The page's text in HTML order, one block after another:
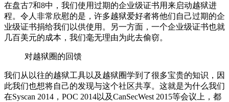
在盘古7和8中，我们使用过期的企业级证书用来启动越狱进
程。令人非常欣慰的是，许多越狱爱好者将他们自己过期的企
业级证书捐给我们以供使用。另一方面，一个企业级证书也就
几百美元的成本，我们毫无理由为此去偷窃。
对越狱圈的回馈
我们从以往的越狱工具以及越狱圈学到了很多宝贵的知识，因
此我们也想将自己的发现与这个社区共享。这就是为什么我们
在Syscan 2014，POC 2014以及CanSecWest 2015等会议上，都